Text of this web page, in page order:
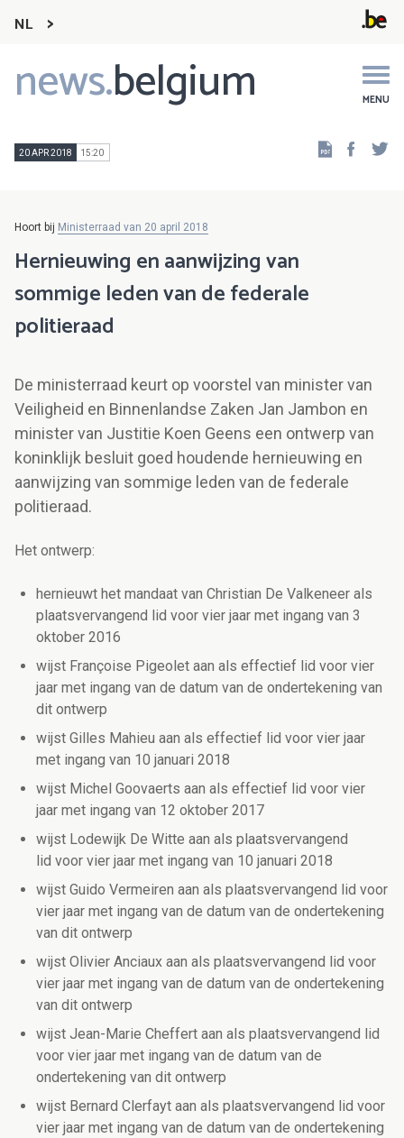
NL
news.belgium MENU
Main
navigation
20 APR 2018 15:20
Hoort bij Ministerraad van 20 april 2018
Hernieuwing en aanwijzing van
sommige leden van de federale
politieraad
De ministerraad keurt op voorstel van minister van
Veiligheid en Binnenlandse Zaken Jan Jambon en
minister van Justitie Koen Geens een ontwerp van
koninklijk besluit goed houdende hernieuwing en
aanwijzing van sommige leden van de federale
politieraad.
Het ontwerp:
hernieuwt het mandaat van Christian De Valkeneer als
plaatsvervangend lid voor vier jaar met ingang van 3
oktober 2016
wijst Françoise Pigeolet aan als effectief lid voor vier
jaar met ingang van de datum van de ondertekening van
dit ontwerp
wijst Gilles Mahieu aan als effectief lid voor vier jaar
met ingang van 10 januari 2018
wijst Michel Goovaerts aan als effectief lid voor vier
jaar met ingang van 12 oktober 2017
wijst Lodewijk De Witte aan als plaatsvervangend
lid voor vier jaar met ingang van 10 januari 2018
wijst Guido Vermeiren aan als plaatsvervangend lid voor
vier jaar met ingang van de datum van de ondertekening
van dit ontwerp
wijst Olivier Anciaux aan als plaatsvervangend lid voor
vier jaar met ingang van de datum van de ondertekening
van dit ontwerp
wijst Jean-Marie Cheffert aan als plaatsvervangend lid
voor vier jaar met ingang van de datum van de
ondertekening van dit ontwerp
wijst Bernard Clerfayt aan als plaatsvervangend lid voor
vier jaar met ingang van de datum van de ondertekening